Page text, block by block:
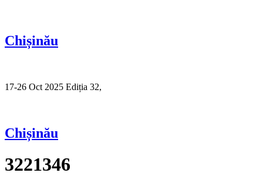
Chișinău
17-26 Oct 2025 Ediția 32,
Chișinău
3221346